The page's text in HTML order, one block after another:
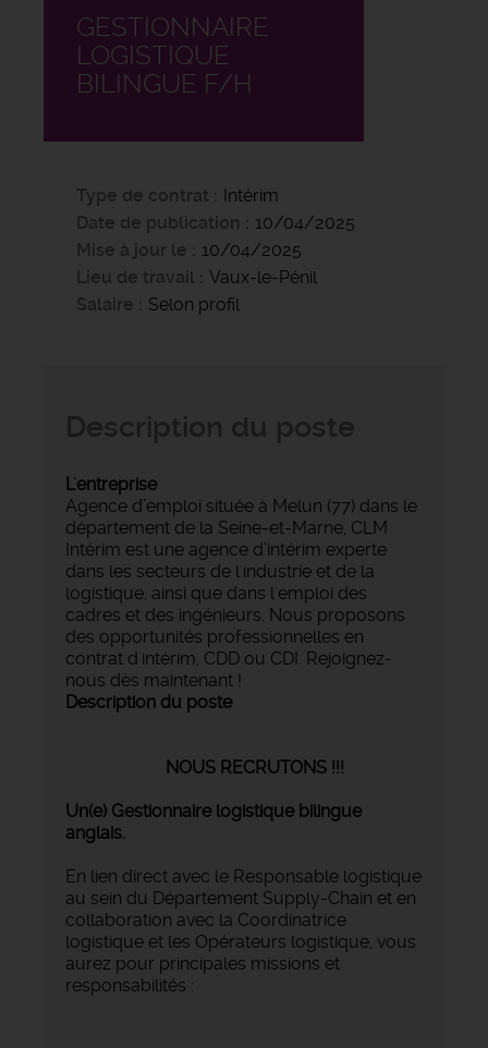
GESTIONNAIRE
LOGISTIQUE
BILINGUE F/H
Type de contrat
Intérim
Date de publication
10/04/2025
Mise à jour le
10/04/2025
Lieu de travail
Vaux-le-Pénil
Salaire
Selon profil
L'entreprise
Agence d’emploi située à Melun (77) dans le
département de la Seine-et-Marne, CLM
Intérim est une agence d’intérim experte
dans les secteurs de l'industrie et de la
logistique, ainsi que dans l'emploi des
cadres et des ingénieurs. Nous proposons
des opportunités professionnelles en
contrat d'intérim, CDD ou CDI. Rejoignez-
nous dès maintenant !
Description du poste
NOUS RECRUTONS !!!
Un(e) Gestionnaire logistique bilingue
anglais.
En lien direct avec le Responsable logistique
au sein du Département Supply-Chain et en
collaboration avec la Coordinatrice
logistique et les Opérateurs logistique, vous
aurez pour principales missions et
responsabilités :